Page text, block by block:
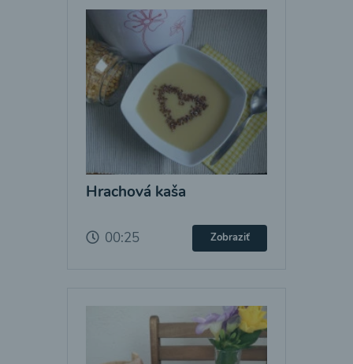
Hrachová kaša
00:25 Zobraziť